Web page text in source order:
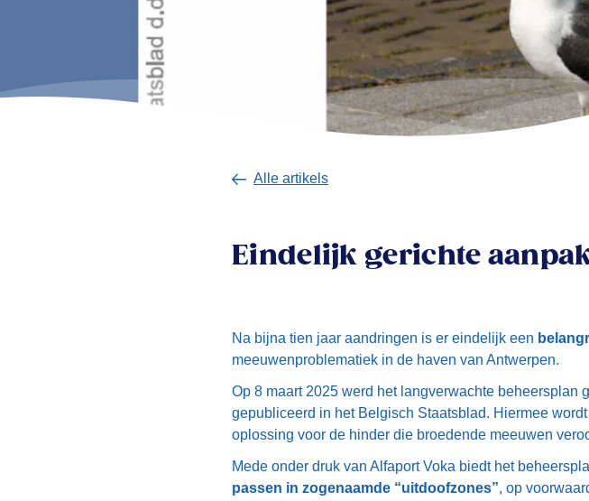
Alle artikels
Eindelijk gerichte
Na bijna tien jaar aandringen is er eindelijk een
meeuwenproblematiek in de haven van Antwerpen.
Op 8 maart 2025 werd het langverwachte beheersplan
gepubliceerd in het Belgisch Staatsblad. Hiermee
oplossing voor de hinder die broedende meeuwen
Mede onder druk van Alfaport Voka biedt het
passen in zogenaamde “uitdoofzones”, op